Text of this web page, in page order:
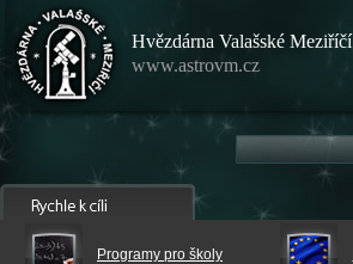
Hvězdárna Valašské Meziříčí
www.astrovm.cz
Programy pro školy